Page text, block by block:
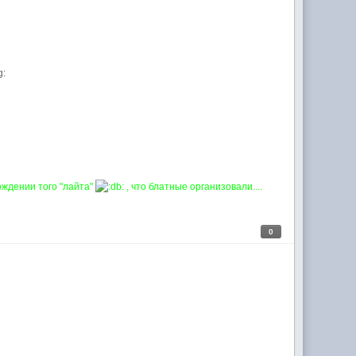
того "лайта" , что блатные организовали....
0